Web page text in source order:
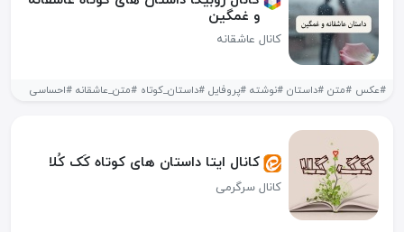
و غمگین
کانال عاشقانه
#عکس #متن #داستان #نوشته #پروفایل #داستان_کوتاه #متن_عاشقانه #احساسی
کانال ایتا داستان های کوتاه کَک کُلا
کانال سرگرمی